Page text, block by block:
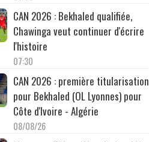
CAN 2026 : Bekhaled qualifiée,
Chawinga veut continuer d'écrire
l'histoire
07:30
CAN 2026 : première titularisation
pour Bekhaled (OL Lyonnes) pour
Côte d'Ivoire - Algérie
08/08/26